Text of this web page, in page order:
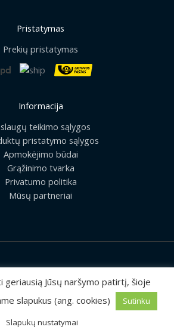
Pristatymas
Prekių pristatymas
Informacija
teikimo sąlygos
pristatymo sąlygos
Apmokėjimo būdai
Grąžinimo tvarka
Privatumo politika
Mūsų partneriai
teisės saugomos | UAB „Rilis“
MEDIAERN
geriausią Jūsų naršymo patirtį, šioje
slapukus (ang. cookies)
Sutinku
Slapukų nustatymai